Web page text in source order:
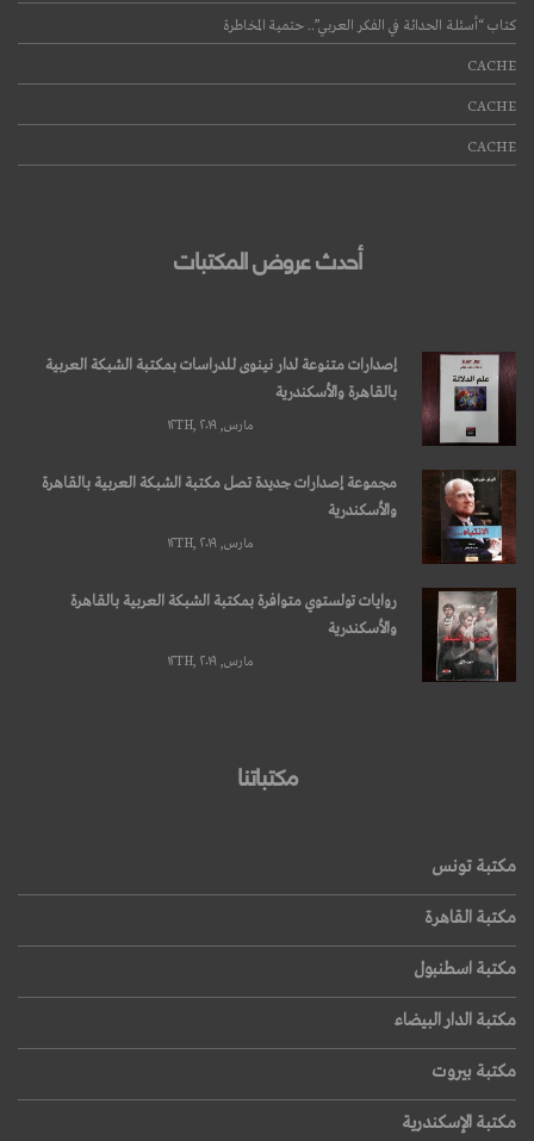
كتاب “أسئلة الحداثة في الفكر العربي”.. حتمية المخاطرة
CACHE
CACHE
CACHE
أحدث عروض المكتبات
إصدارات متنوعة لدار نينوى للدراسات بمكتبة الشبكة العربية
بالقاهرة والأسكندرية
مارس, ۱۲TH, ۲۰۱۹
مجموعة إصدارات جديدة تصل مكتبة الشبكة العربية بالقاهرة
والأسكندرية
مارس, ۱۲TH, ۲۰۱۹
روايات تولستوي متوافرة بمكتبة الشبكة العربية بالقاهرة
والأسكندرية
مارس, ۱۲TH, ۲۰۱۹
مكتباتنا
مكتبة تونس
مكتبة القاهرة
مكتبة اسطنبول
مكتبة الدار البيضاء
مكتبة بيروت
مكتبة الإسكندرية